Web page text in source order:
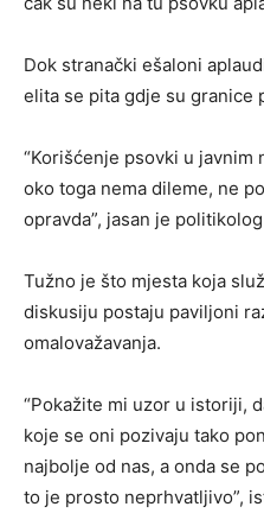
Dok stranački ešaloni
elita se pita gdje su granice
“Korišćenje psovki u
oko toga nema dileme, ne
opravda”, jasan je
Tužno je što mjesta koja
diskusiju postaju paviljoni
omalovažavanja.
“Pokažite mi uzor u istoriji,
koje se oni pozivaju tako
najbolje od nas, a onda se
to je prosto neprhvatljivo”,